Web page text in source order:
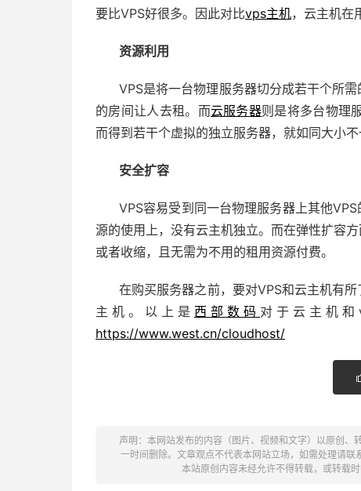
要比VPS好很多。因此对比vps主机，云主机在
资源利用
VPS是将一台物理服务器切分成若干个所
的房间让人去租。而云服务器则是将多台物理
而得到若干个虚拟的独立服务器，就如同大小不
安全扩容
VPS容易受到同一台物理服务器上其他
源的使用上，没有云主机独立。而在弹性扩容
或者收缩，且无需为不用的租用资源付费。
在购买服务器之前，要对VPS和云主机有
主机。以上是 西部数码 对于云主机
https://www.west.cn/cloudhost/
声明：本网站发布的内容（图片、视频和文字）以原创
一时间删除。文章观点不代表本网站立场，如需处理请
本站原创内容未经允许不得转载，或转载时